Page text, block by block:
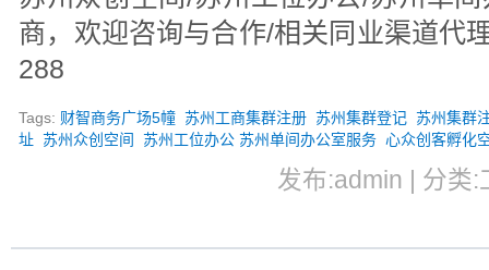
商，欢迎咨询与合作/相关同业渠道代
288
Tags: 财智商务广场5幢 苏州工商集群注册 苏州集群登记 苏州集群
址 苏州众创空间 苏州工位办公 苏州单间办公室服务 心众创客孵化
发布:admin | 分类: